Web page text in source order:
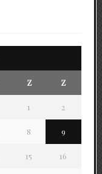
Z Z
1 2
8 9
15 16